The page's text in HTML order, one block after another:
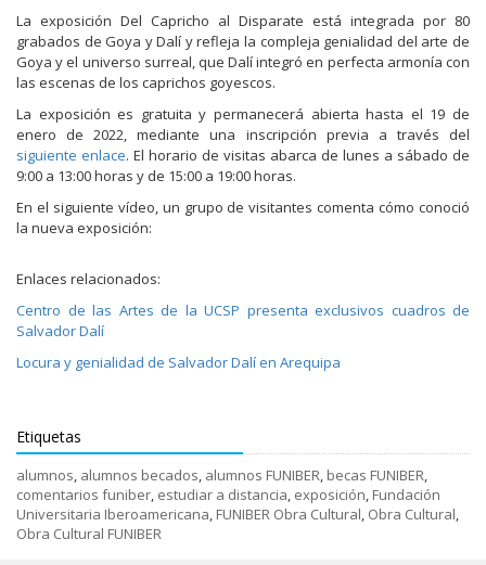
La exposición Del Capricho al Disparate está integrada por 80
grabados de Goya y Dalí y refleja la compleja genialidad del arte de
Goya y el universo surreal, que Dalí integró en perfecta armonía con
las escenas de los caprichos goyescos.
La exposición es gratuita y permanecerá abierta hasta el 19 de
enero de 2022, mediante una inscripción previa a través del
siguiente enlace. El horario de visitas abarca de lunes a sábado de
9:00 a 13:00 horas y de 15:00 a 19:00 horas.
En el siguiente vídeo, un grupo de visitantes comenta cómo conoció
la nueva exposición:
Enlaces relacionados:
Centro de las Artes de la UCSP presenta exclusivos cuadros de
Salvador Dalí
Locura y genialidad de Salvador Dalí en Arequipa
Etiquetas
alumnos alumnos becados alumnos FUNIBER becas FUNIBER
comentarios funiber estudiar a distancia exposición Fundación
Universitaria Iberoamericana FUNIBER Obra Cultural Obra Cultural
Obra Cultural FUNIBER